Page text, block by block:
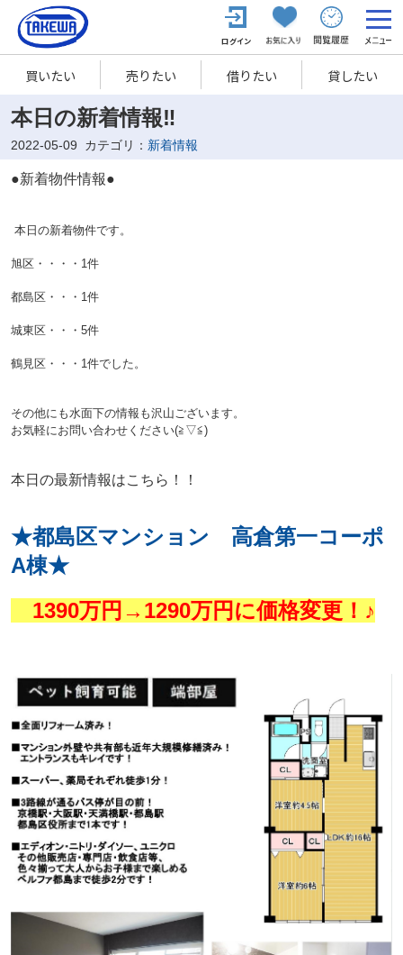
買いたい 売りたい 借りたい 貸したい
本日の新着情報‼
2022-05-09 カテゴリ： 新着情報
●新着物件情報●
本日の新着物件です。
旭区・・・・1 件
都島区・・・1 件
城東区・・・5件
鶴見区・・・1 件でした。
その他にも水面下の情報も沢山ございます。
お気軽にお問い合わせください(≧▽≦)
本日の最新情報はこちら！！
★都島区マンション 高倉第一コーポ
A棟★
1390万円→1290万円に価格変更！♪